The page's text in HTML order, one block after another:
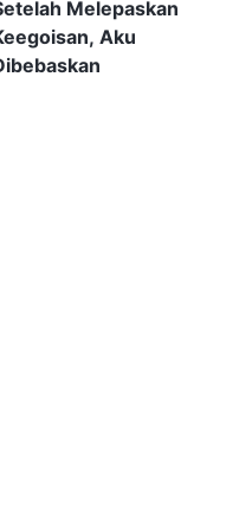
untuk
pun luasnya
betapa pun
Melepaskan
Aku